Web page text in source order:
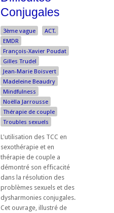
Conjugales
3ème vague
ACT.
EMDR
François-Xavier Poudat
Gilles Trudel
Jean-Marie Boisvert
Madeleine Beaudry
Mindfulness
Noëlla Jarrousse
Thérapie de couple
Troubles sexuels
L'utilisation des TCC en
sexothérapie et en
thérapie de couple a
démontré son efficacité
dans la résolution des
problèmes sexuels et des
dysharmonies conjugales.
Cet ouvrage, illustré de